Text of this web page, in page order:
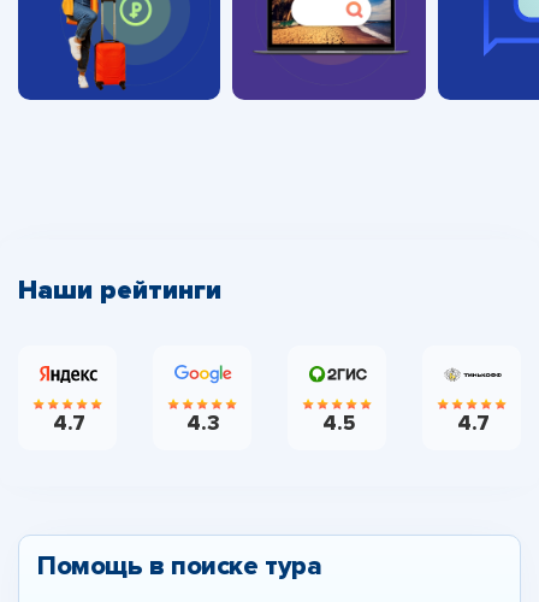
Наши рейтинги
4.7 4.3 4.5 4.7
Помощь в поиске тура